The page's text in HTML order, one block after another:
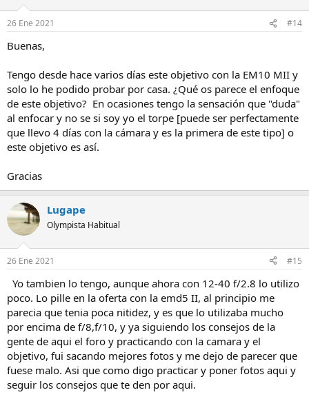
26 Ene 2021 #14
Buenas,
Tengo desde hace varios días este objetivo con la EM10 MII y
solo lo he podido probar por casa. ¿Qué os parece el enfoque
de este objetivo? En ocasiones tengo la sensación que "duda"
al enfocar y no se si soy yo el torpe [puede ser perfectamente
que llevo 4 días con la cámara y es la primera de este tipo] o
este objetivo es así.
Gracias
Lugape
Olympista Habitual
26 Ene 2021 #15
Yo tambien lo tengo, aunque ahora con 12-40 f/2.8 lo utilizo
poco. Lo pille en la oferta con la emd5 II, al principio me
parecia que tenia poca nitidez, y es que lo utilizaba mucho
por encima de f/8,f/10, y ya siguiendo los consejos de la
gente de aqui el foro y practicando con la camara y el
objetivo, fui sacando mejores fotos y me dejo de parecer que
fuese malo. Asi que como digo practicar y poner fotos aqui y
seguir los consejos que te den por aqui.